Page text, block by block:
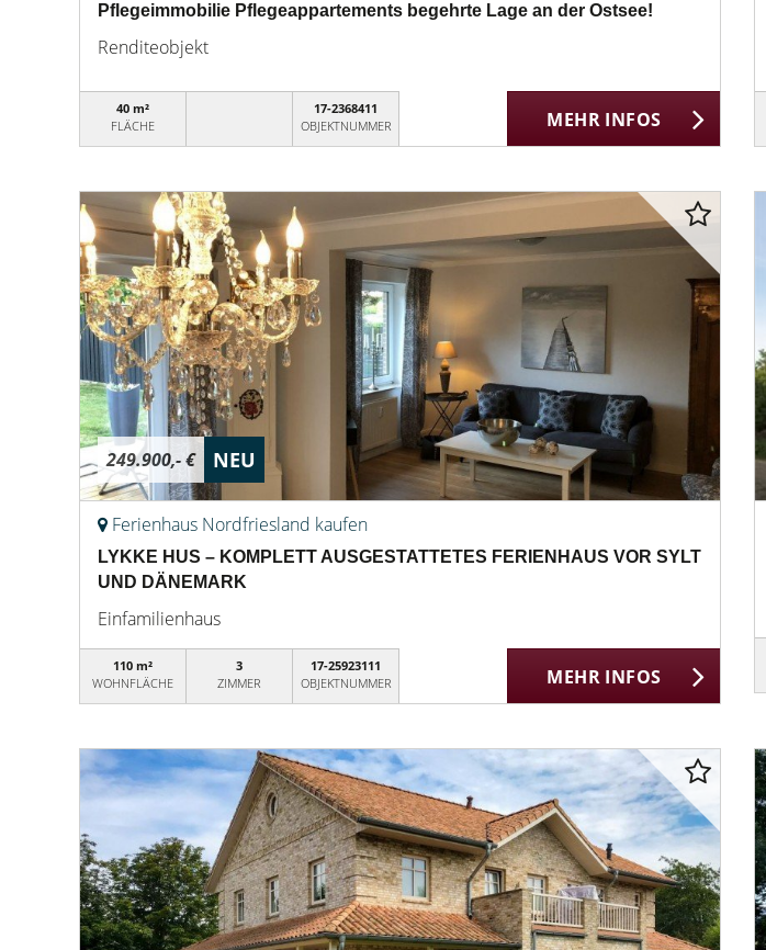
Pflegeimmobilie Pflegeappartements begehrte Lage an der Ostsee!
Renditeobjekt
40 m²
FLÄCHE
17-2368411
OBJEKTNUMMER
MEHR INFOS
249.900,- € NEU
Ferienhaus Nordfriesland kaufen
LYKKE HUS – KOMPLETT AUSGESTATTETES FERIENHAUS VOR SYLT
UND DÄNEMARK
Einfamilienhaus
110 m²
WOHNFLÄCHE
3
ZIMMER
17-25923111
OBJEKTNUMMER
MEHR INFOS